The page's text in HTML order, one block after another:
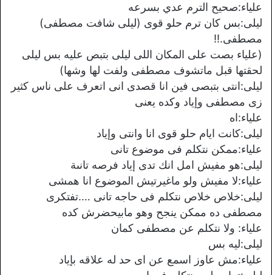
علياء:صحيح الترم عدي بسرعه
ليلى:بس كان ترم حلو قوى (ليلى شافت مصطفى)
مصطفى.!!
(علياء بصت على المكان اللى ليلى بتبص عليه بس ليلى
لحقتها قبل ماتشوف مصطفى ولفت لها وشها)
ليلى:انتى بتبصى فين انا قصدى انى اتعرف على ناس كثير
زى مصطفى وإياد وكده يعنى
علياء:اه
ليلى:كانت ايام حلو قوى انا وانتى وإياد
علياء:ممكن نتكلم فى موضوع تانى
ليلى:هو مفيش امل انك تدى إياد فرصه تانىة
علياء:لا مفيش ولو ماغيرتيش الموضوع انا همشى
ليلى:خلاص خلاص نتكلم فى حاجه تانى ….تفتكرى
مصطفى ده ممكن ينجح وهو مابيحضرش كده
علياء: ولا نتكلم عن مصطفى كمان
ليلى:ليه بس
علياء:مش عاوز اسمع عن اى حد له علاقه بإياد